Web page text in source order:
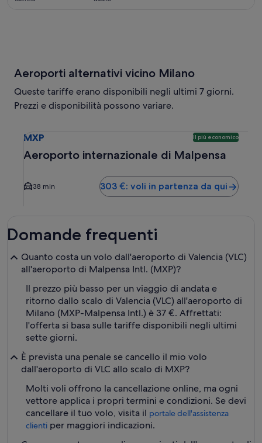
Aeroporti alternativi vicino Milano
Queste tariffe erano disponibili negli ultimi 7 giorni.
Prezzi e disponibilità possono variare.
MXP Il più economico
Aeroporto internazionale di Malpensa
38 min 303 €: voli in partenza da qui
Domande frequenti
Quanto costa un volo dall'aeroporto di Valencia (VLC)
all'aeroporto di Malpensa Intl. (MXP)?
Il prezzo più basso per un viaggio di andata e
ritorno dallo scalo di Valencia (VLC) all'aeroporto di
Milano (MXP-Malpensa Intl.) è 37 €. Affrettati:
l'offerta si basa sulle tariffe disponibili negli ultimi
sette giorni.
È prevista una penale se cancello il mio volo
dall'aeroporto di VLC allo scalo di MXP?
Molti voli offrono la cancellazione online, ma ogni
vettore applica i propri termini e condizioni. Se devi
cancellare il tuo volo, visita il portale dell'assistenza
clienti per maggiori indicazioni.